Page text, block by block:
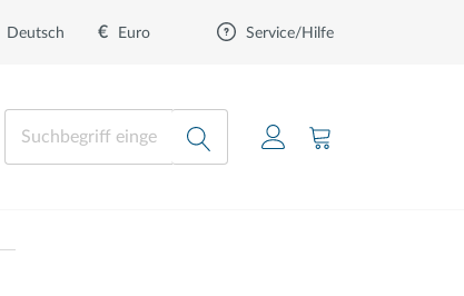
Deutsch € Euro Service/Hilfe